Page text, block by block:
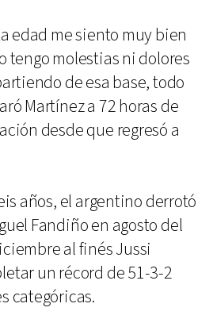
edad me siento muy bien
tengo molestias ni dolores
de esa base, todo
Martínez a 72 horas de
desde que regresó a
años, el argentino derrotó
Fandiño en agosto del
al finés Jussi
un récord de 51-3-2
categóricas.